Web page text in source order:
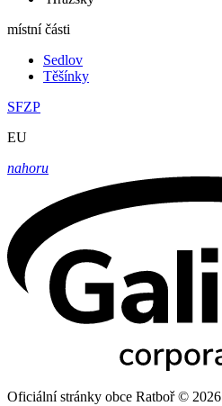
místní části
Sedlov
Těšínky
SFZP
EU
nahoru
Oficiální stránky obce Ratboř © 2026